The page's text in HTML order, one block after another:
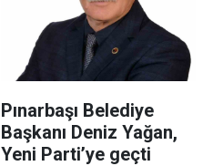
Pınarbaşı Belediye
Başkanı Deniz Yağan,
Yeni Parti’ye geçti